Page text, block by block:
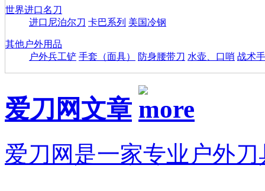
世界进口名刀
进口尼泊尔刀 卡巴系列 美国冷钢
其他户外用品
户外兵工铲 手套（面具） 防身腰带刀 水壶、口哨 战术
爱刀网文章
爱刀网是一家专业户外